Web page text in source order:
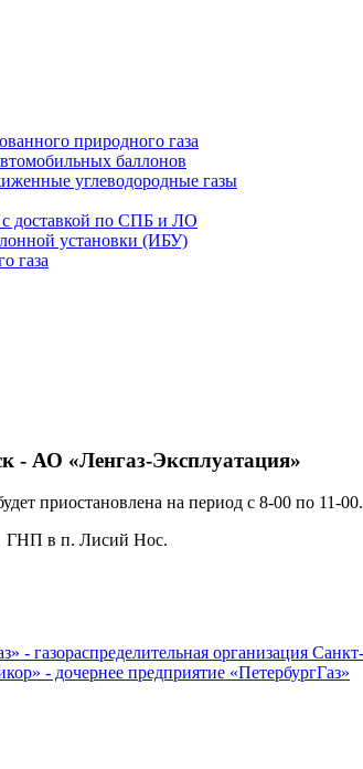
природного газа
баллонов
углеводородные газы
с доставкой по СПБ и ЛО
установки (ИБУ)
газа
- АО «Ленгаз-Эксплуатация»
приостановлена на период с 8-00 по 11-00.
ГНП в п. Лисий Нос.